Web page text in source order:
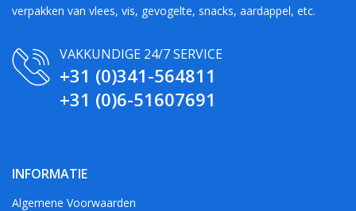
verpakken van vlees, vis, gevogelte, snacks, aardappel, etc.
VAKKUNDIGE 24/7 SERVICE
+31 (0)341-564811
+31 (0)6-51607691
INFORMATIE
Algemene Voorwaarden